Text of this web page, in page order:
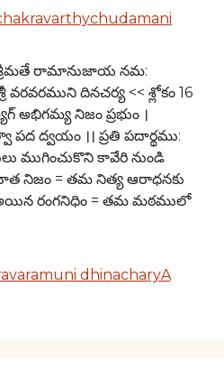
శ్రీమతే రామానుజాయ నమ:
దినచర్య << శ్లోకం 16
అభిగమ్య నిజం ప్రభుం ।
పద ద్వయం ।। ప్రతి పదార్థము:
ముగించుకొని కావేరి నుండి
నిజం = తమ నిత్య ఆరాధనకు
అయిన రంగనిధిం = తమ మఠములో
dhinacharyA